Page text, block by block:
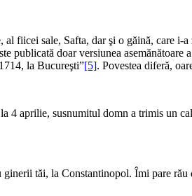
fiicei sale, Safta, dar şi o găină, care
publicată doar versiunea
la Bucureşti”[5]. Povestea diferă,
aprilie, susnumitul domn a trimis un
tăi, la Constantinopol. Îmi pare rău